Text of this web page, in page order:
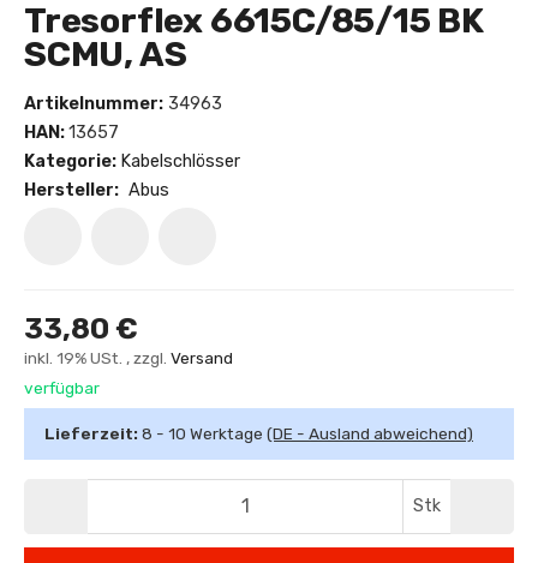
Tresorflex 6615C/85/15 BK
SCMU, AS
Artikelnummer: 34963
HAN:13657
Kategorie: Kabelschlösser
Hersteller: Abus
33,80 €
inkl. 19% USt. , zzgl. Versand
verfügbar
Lieferzeit: 8 - 10 Werktage (DE - Ausland abweichend)
Stk